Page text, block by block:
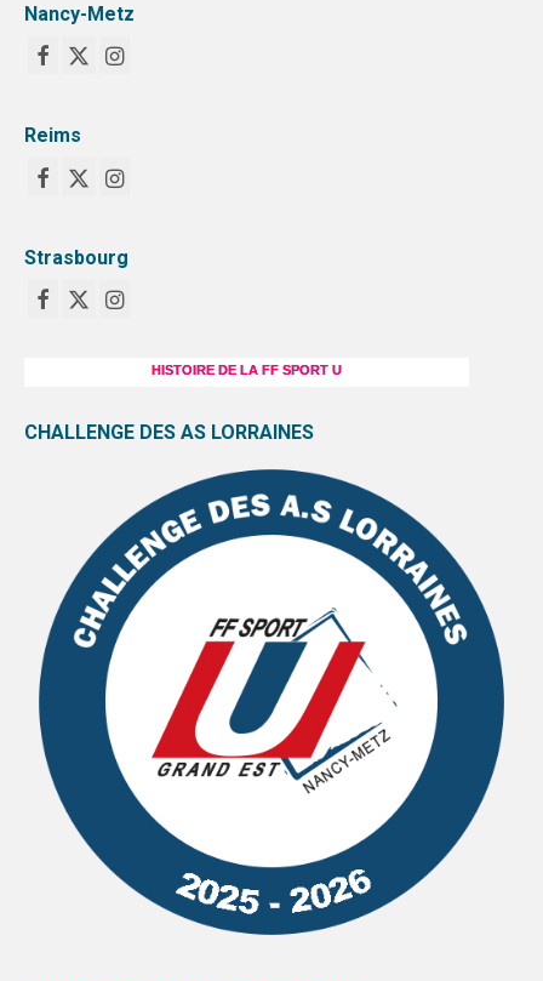
PALMARÈS
Nancy-Metz
Reims
Strasbourg
HISTOIRE DE LA FF SPORT U
CHALLENGE DES AS LORRAINES